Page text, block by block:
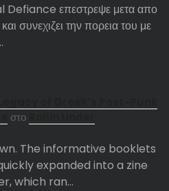
Defiance επεστρεψε μετα απο
συνεχιζει την πορεια του με
στο
The informative booklets
expanded into a zine
which ran…